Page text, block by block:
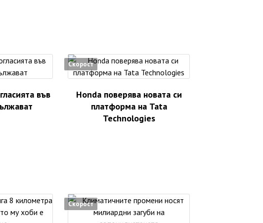
във
Скорост
Honda поверява новата си
платформа на Tata
Technologies
Скорост